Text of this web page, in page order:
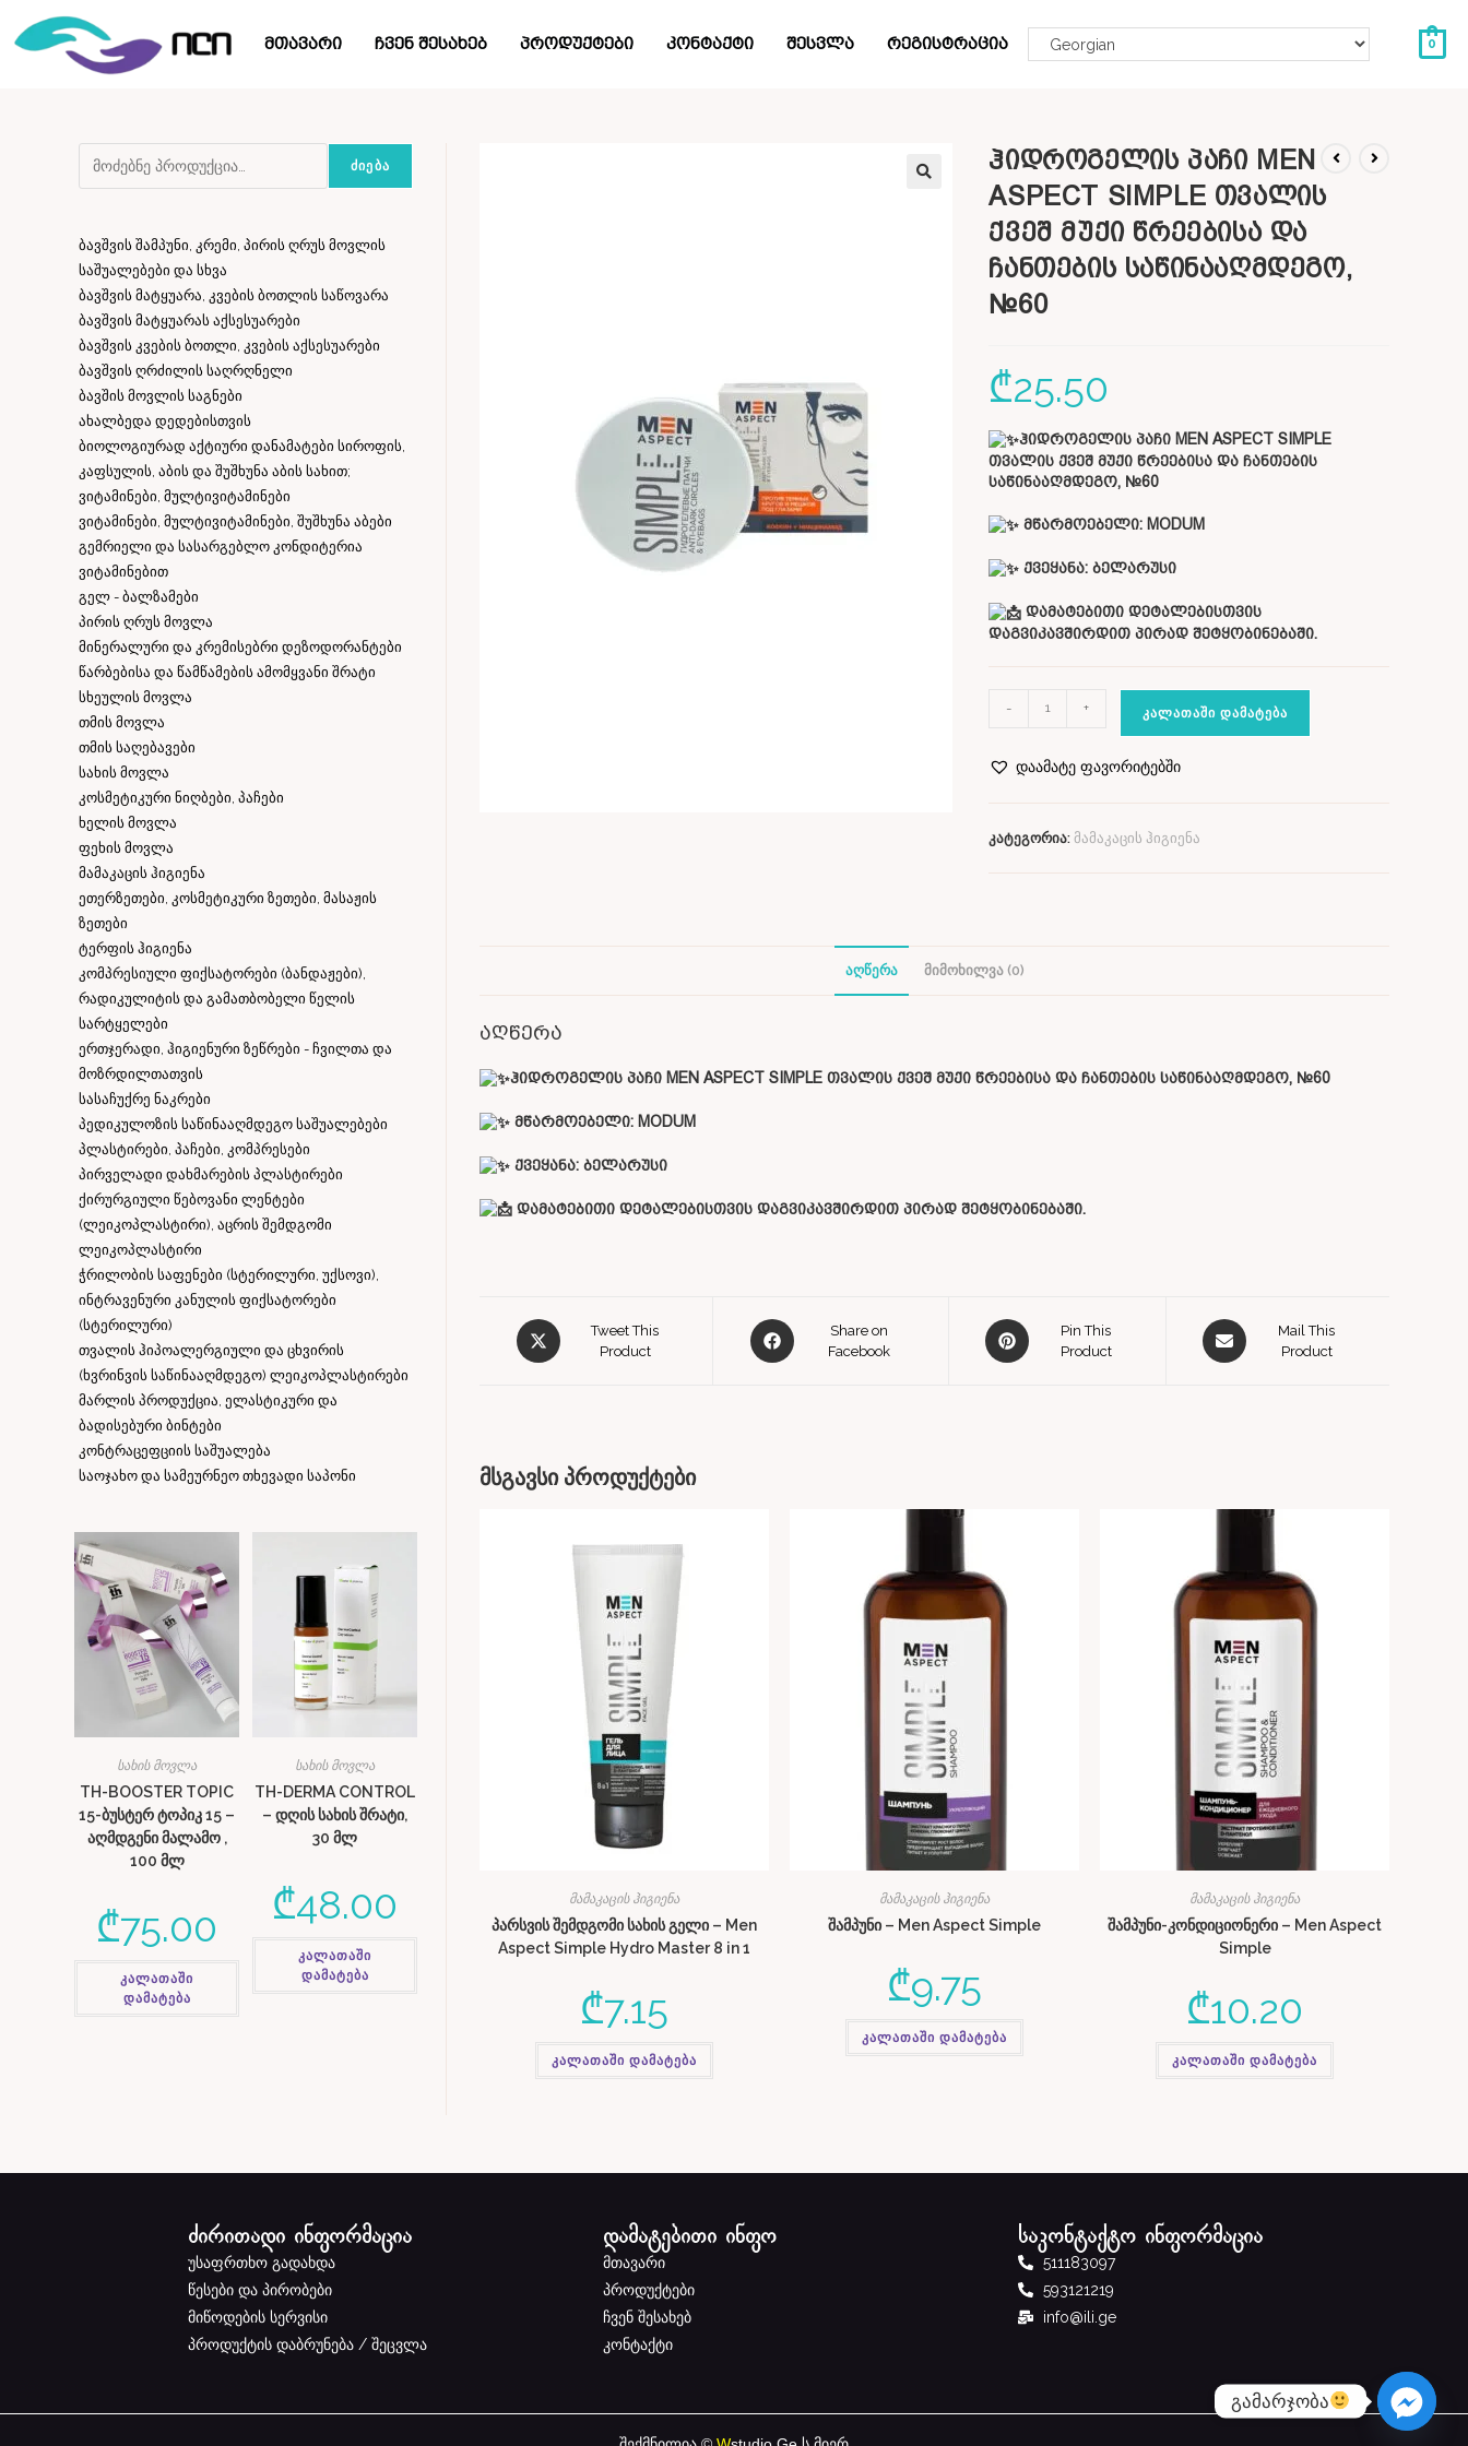
მთავარი ჩვენ შესახებ პროდუქტები კონტაქტი შესვლა რეგისტრაცია 0
ჰიდროგელის პაჩი MEN
ASPECT SIMPLE თვალის
ქვეშ მუქი წრეებისა და
ჩანთების საწინააღმდეგო,
№60
₾25.50
ჰიდროგელის პაჩი MEN ASPECT SIMPLE
თვალის ქვეშ მუქი წრეებისა და ჩანთების
საწინააღმდეგო, №60
მწარმოებელი: MODUM
ქვეყანა: ბელარუსი
დამატებითი დეტალებისთვის
დაგვიკავშირდით პირად შეტყობინებაში.
- + ᲙᲐᲚᲐᲗᲐᲨᲘ ᲓᲐᲛᲐᲢᲔᲑᲐ
დაამატე ფავორიტებში
კატეგორია:მამაკაცის ჰიგიენა
ᲐᲦᲬᲔᲠᲐ ᲛᲘᲛᲝᲮᲘᲚᲕᲐ (0)
აღწერა
ჰიდროგელის პაჩი MEN ASPECT SIMPLE თვალის ქვეშ მუქი წრეებისა და ჩანთების საწინააღმდეგო, №60
მწარმოებელი: MODUM
ქვეყანა: ბელარუსი
დამატებითი დეტალებისთვის დაგვიკავშირდით პირად შეტყობინებაში.
Tweet This
Product
Share on
Facebook
Pin This
Product
Mail This
Product
მსგავსი პროდუქტები
მამაკაცის ჰიგიენა
პარსვის შემდგომი სახის გელი – Men
Aspect Simple Hydro Master 8 in 1
₾7.15
კალათაში დამატება
მამაკაცის ჰიგიენა
შამპუნი – Men Aspect Simple
₾9.75
კალათაში დამატება
მამაკაცის ჰიგიენა
შამპუნი-კონდიციონერი – Men Aspect
Simple
₾10.20
კალათაში დამატება
ᲫᲘᲔᲑᲐ
ბავშვის შამპუნი, კრემი, პირის ღრუს მოვლის
საშუალებები და სხვა
ბავშვის მატყუარა, კვების ბოთლის საწოვარა
ბავშვის მატყუარას აქსესუარები
ბავშვის კვების ბოთლი, კვების აქსესუარები
ბავშვის ღრძილის საღრღნელი
ბავშის მოვლის საგნები
ახალბედა დედებისთვის
ბიოლოგიურად აქტიური დანამატები სიროფის,
კაფსულის, აბის და შუშხუნა აბის სახით;
ვიტამინები, მულტივიტამინები
ვიტამინები, მულტივიტამინები, შუშხუნა აბები
გემრიელი და სასარგებლო კონდიტერია
ვიტამინებით
გელ - ბალზამები
პირის ღრუს მოვლა
მინერალური და კრემისებრი დეზოდორანტები
წარბებისა და წამწამების ამომყვანი შრატი
სხეულის მოვლა
თმის მოვლა
თმის საღებავები
სახის მოვლა
კოსმეტიკური ნიღბები, პაჩები
ხელის მოვლა
ფეხის მოვლა
მამაკაცის ჰიგიენა
ეთერზეთები, კოსმეტიკური ზეთები, მასაჟის
ზეთები
ტერფის ჰიგიენა
კომპრესიული ფიქსატორები (ბანდაჟები),
რადიკულიტის და გამათბობელი წელის
სარტყელები
ერთჯერადი, ჰიგიენური ზეწრები - ჩვილთა და
მოზრდილთათვის
სასაჩუქრე ნაკრები
პედიკულოზის საწინააღმდეგო საშუალებები
პლასტირები, პაჩები, კომპრესები
პირველადი დახმარების პლასტირები
ქირურგიული წებოვანი ლენტები
(ლეიკოპლასტირი), აცრის შემდგომი
ლეიკოპლასტირი
ჭრილობის საფენები (სტერილური, უქსოვი),
ინტრავენური კანულის ფიქსატორები
(სტერილური)
თვალის ჰიპოალერგიული და ცხვირის
(ხვრინვის საწინააღმდეგო) ლეიკოპლასტირები
მარლის პროდუქცია, ელასტიკური და
ბადისებური ბინტები
კონტრაცეფციის საშუალება
საოჯახო და სამეურნეო თხევადი საპონი
სახის მოვლა
TH-BOOSTER TOPIC
15-ბუსტერ ტოპიკ 15 –
აღმდგენი მალამო ,
100 მლ
₾75.00
კალათაში
დამატება
სახის მოვლა
TH-DERMA CONTROL
– დღის სახის შრატი,
30 მლ
₾48.00
კალათაში
დამატება
ძირითადი ინფორმაცია
უსაფრთხო გადახდა
წესები და პირობები
მიწოდების სერვისი
პროდუქტის დაბრუნება / შეცვლა
დამატებითი ინფო
მთავარი
პროდუქტები
ჩვენ შესახებ
კონტაქტი
საკონტაქტო ინფორმაცია
511183097
593121219
info@ili.ge
გამარჯობა